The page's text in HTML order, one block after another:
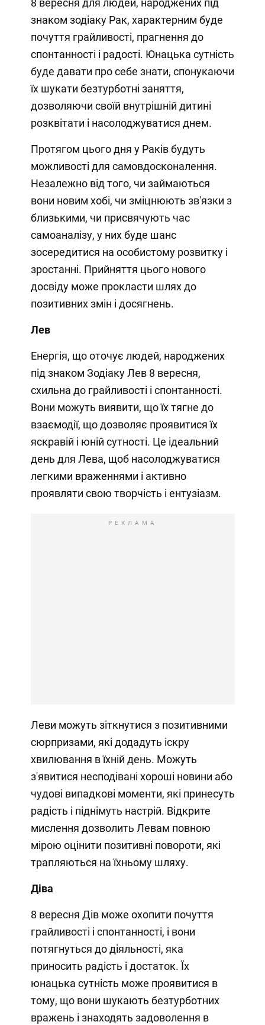
8 вересня для людей, народжених під
знаком зодіаку Рак, характерним буде
почуття грайливості, прагнення до
спонтанності і радості. Юнацька сутність
буде давати про себе знати, спонукаючи
їх шукати безтурботні заняття,
дозволяючи своїй внутрішній дитині
розквітати і насолоджуватися днем.
Протягом цього дня у Раків будуть
можливості для самовдосконалення.
Незалежно від того, чи займаються
вони новим хобі, чи зміцнюють зв'язки з
близькими, чи присвячують час
самоаналізу, у них буде шанс
зосередитися на особистому розвитку і
зростанні. Прийняття цього нового
досвіду може прокласти шлях до
позитивних змін і досягнень.
Лев
Енергія, що оточує людей, народжених
під знаком Зодіаку Лев 8 вересня,
схильна до грайливості і спонтанності.
Вони можуть виявити, що їх тягне до
взаємодії, що дозволяє проявитися їх
яскравій і юній сутності. Це ідеальний
день для Лева, щоб насолоджуватися
легкими враженнями і активно
проявляти свою творчість і ентузіазм.
РЕКЛАМА
Леви можуть зіткнутися з позитивними
сюрпризами, які додадуть іскру
хвилювання в їхній день. Можуть
з'явитися несподівані хороші новини або
чудові випадкові моменти, які принесуть
радість і піднімуть настрій. Відкрите
мислення дозволить Левам повною
мірою оцінити позитивні повороти, які
трапляються на їхньому шляху.
Діва
8 вересня Дів може охопити почуття
грайливості і спонтанності, і вони
потягнуться до діяльності, яка
приносить радість і достаток. Їх
юнацька сутність може проявитися в
тому, що вони шукають безтурботних
вражень і знаходять задоволення в